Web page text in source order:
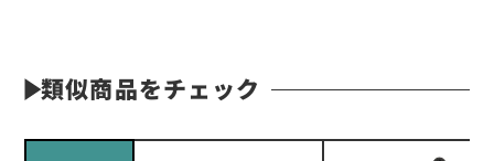
類似商品をチェック